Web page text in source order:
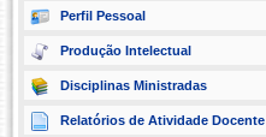
Perfil Pessoal
Produção Intelectual
Disciplinas Ministradas
Relatórios de Atividade Docente